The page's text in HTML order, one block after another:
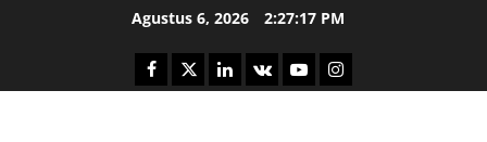
Agustus 6, 2026 2:27:18 PM
Facebook
TwitterLinkedin
VK YoutubeInstagram